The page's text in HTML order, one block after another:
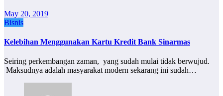
May 20, 2019
Bisnis
Kelebihan Menggunakan Kartu Kredit Bank Sinarmas
Seiring perkembangan zaman, yang sudah mulai tidak berwujud.
Maksudnya adalah masyarakat modern sekarang ini sudah…